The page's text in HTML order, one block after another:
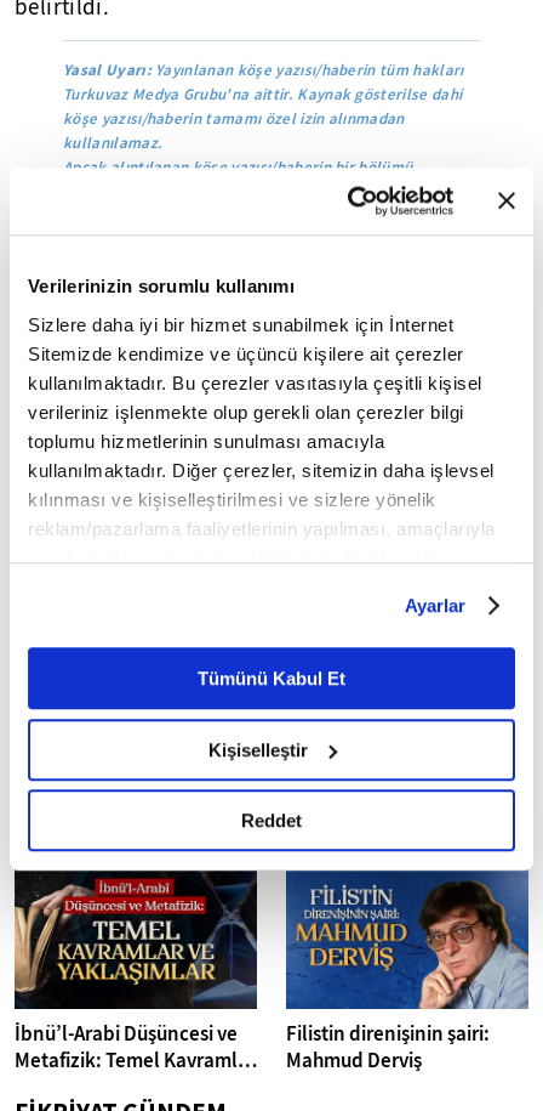
Verilerinizin sorumlu kullanımı
Sizlere daha iyi bir hizmet sunabilmek için İnternet
Sitemizde kendimize ve üçüncü kişilere ait çerezler
kullanılmaktadır. Bu çerezler vasıtasıyla çeşitli kişisel
verileriniz işlenmekte olup gerekli olan çerezler bilgi
toplumu hizmetlerinin sunulması amacıyla
kullanılmaktadır. Diğer çerezler, sitemizin daha işlevsel
kılınması ve kişiselleştirilmesi ve sizlere yönelik
reklam/pazarlama faaliyetlerinin yapılması, amaçlarıyla
sınırlı olarak açık rızanız dahilinde kullanılacaktır.
belirleyebilirsiniz. Çerezlere ilişkin detaylı bilgi için
Ayarlar butonuna tıklayabilir,Çerez Bilgilendirme
Metnimizi ziyaret edebilirsiniz.
6698 sayılı Kişisel Verilerin Korunması Kanunu uyarınca
okumak ve sitemizi ziyaretiniz kapsamında
gerçekleştirilen veri işleme faaliyetleri ile ilgili daha
detaylı bilgi almak için lütfentıklayınız.
Ayarlar
Tümünü Kabul Et
Kişiselleştir
Reddet
belirtildi.
Yasal Uyarı:Yayınlanan köşe yazısı/haberin tüm hakları
Turkuvaz Medya Grubu'na aittir. Kaynak gösterilse dahi
köşe yazısı/haberin tamamı özel izin alınmadan
kullanılamaz.
Ancak alıntılanan köşe yazısı/haberin bir bölümü,
alıntılanan habere aktif link verilerek kullanılabilir.
Mobil Uygulamamızı İndirin
İLGİNİZİ ÇEKEBİLECEK DİĞER MAKALELER
Tarihe, kültüre,
Doğa senfonisi: Kuş dili
İbnü’l-Arabi Düşüncesi ve
Metafizik: Temel Kavramlar
Filistin direnişinin şairi:
Mahmud Derviş